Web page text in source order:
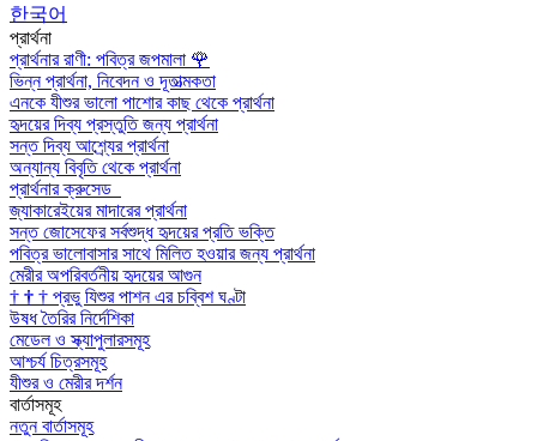
한국어
প্রার্থনা
প্রার্থনার রাণী: পবিত্র জপমালা 🌹
ভিন্ন প্রার্থনা, নিবেদন ও দূতাত্মকতা
এনকে যীশুর ভালো পাশোর কাছ থেকে প্রার্থনা
হৃদয়ের দিব্য প্রস্তুতি জন্য প্রার্থনা
সন্ত দিব্য আশ্র্যের প্রার্থনা
অন্যান্য বিবৃতি থেকে প্রার্থনা
প্রার্থনার ক্রুসেড
জ্যাকারেইয়ের মাদারের প্রার্থনা
সন্ত জোসেফের সর্বশুদ্ধ হৃদয়ের প্রতি ভক্তি
পবিত্র ভালোবাসার সাথে মিলিত হওয়ার জন্য প্রার্থনা
মেরীর অপরিবর্তনীয় হৃদয়ের আগুন
† † † প্রভু যিশুর পাশন এর চব্বিশ ঘণ্টা
উষধ তৈরির নির্দেশিকা
মেডেল ও স্ক্যাপুলারসমূহ
আশ্চর্য চিত্রসমূহ
যীশুর ও মেরীর দর্শন
বার্তাসমূহ
নতুন বার্তাসমূহ